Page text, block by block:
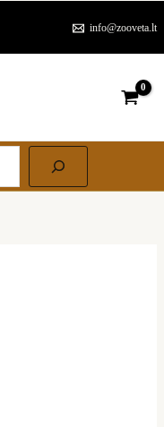
info@zooveta.lt